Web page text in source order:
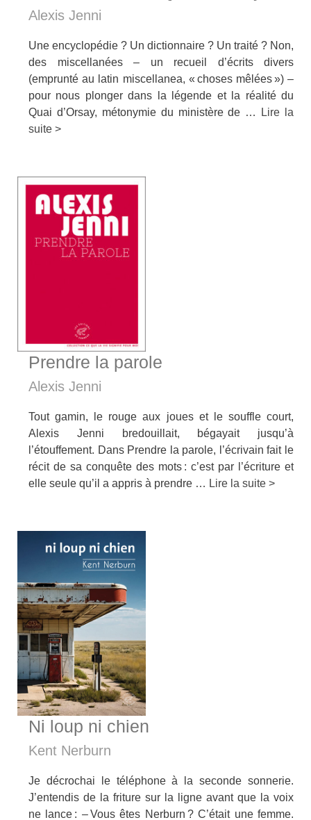
Alexis Jenni
Une encyclopédie ? Un dictionnaire ? Un traité ? Non,
des miscellanées – un recueil d’écrits divers
(emprunté au latin miscellanea, « choses mêlées ») –
pour nous plonger dans la légende et la réalité du
Quai d’Orsay, métonymie du ministère de …
Lire la
suite >
Prendre la parole
Alexis Jenni
Tout gamin, le rouge aux joues et le souffle court,
Alexis Jenni bredouillait, bégayait jusqu’à
l’étouffement. Dans Prendre la parole, l’écrivain fait le
récit de sa conquête des mots : c’est par l’écriture et
elle seule qu’il a appris à prendre … Lire la suite >
Ni loup ni chien
Kent Nerburn
Je décrochai le téléphone à la seconde sonnerie.
J’entendis de la friture sur la ligne avant que la voix
ne lance : – Vous êtes Nerburn ? C’était une femme.